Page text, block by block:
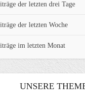
der letzten drei Tage
der letzten Woche
im letzten Monat
UNSERE